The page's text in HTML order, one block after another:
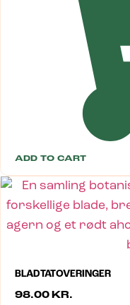
ADD TO CART
BLADTATOVERINGER
98.00 KR.